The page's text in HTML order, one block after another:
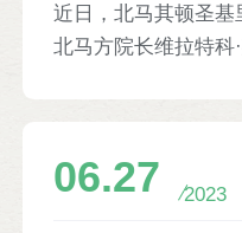
近日，北马其顿圣基
北马方院长维拉特科
政府，并分别与四位
06.27 2023